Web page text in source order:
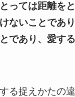
っては距離を
ないことであ
であり、愛す
る捉えかたの